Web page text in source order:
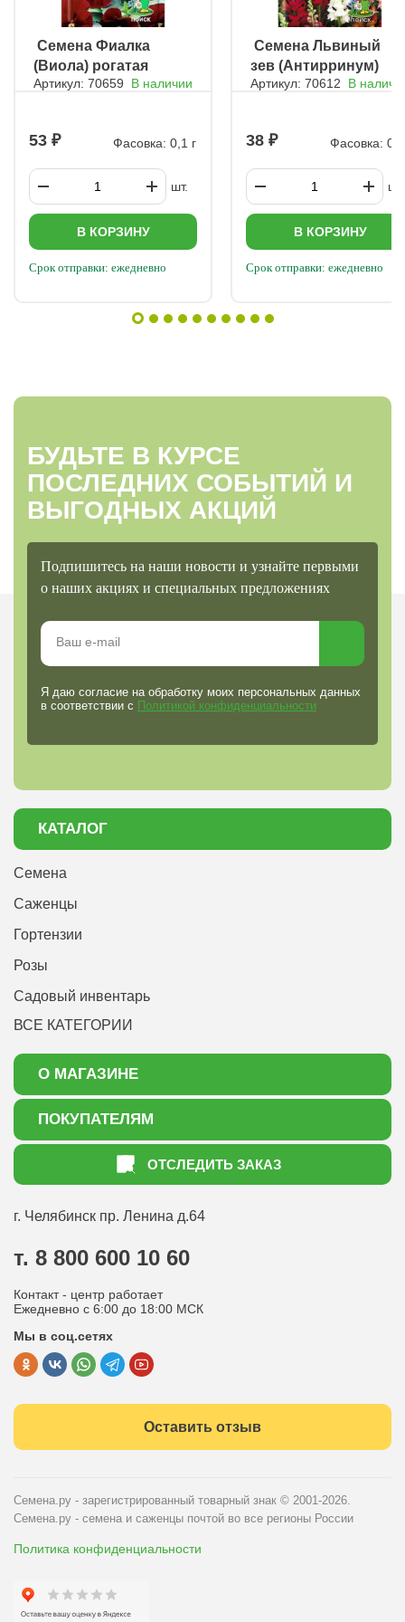
ㅤ Семена Фиалка
(Виола) рогатая
Совершенство
Артикул: 70659 В наличии
53 Фасовка: 0,1 г
шт.
В КОРЗИНУ
Срок отправки: ежедневно
ㅤ Семена Львиный
зев (Антирринум)
Смесь окрасок
Артикул: 70612 В
38 Фасовка: 0,3
шт.
В КОРЗИНУ
Срок отправки: ежедневно
БУДЬТЕ В КУРСЕ
ПОСЛЕДНИХ СОБЫТИЙ И
ВЫГОДНЫХ АКЦИЙ
Подпишитесь на наши новости и узнайте первыми
о наших акциях и специальных предложениях
Я даю согласие на обработку моих персональных данных
в соответствии с Политикой конфиденциальности
КАТАЛОГ
Семена
Саженцы
Гортензии
Розы
Садовый инвентарь
ВСЕ КАТЕГОРИИ
О МАГАЗИНЕ
О нас
Акции
ПОКУПАТЕЛЯМ
Как оформить заказ
Статьи садоводу
Оптовым покупателям
Политика конфиденциальности
Публичная оферта
ОТСЛЕДИТЬ ЗАКАЗ
г. Челябинск пр. Ленина д.64
т. 8 800 600 10 60
Контакт - центр работает
Ежедневно с 6:00 до 18:00 МСК
Мы в соц.сетях
Оставить отзыв
Семена.ру - зарегистрированный товарный знак © 2001-2026.
Семена.ру - семена и саженцы почтой во все регионы России
Политика конфиденциальности